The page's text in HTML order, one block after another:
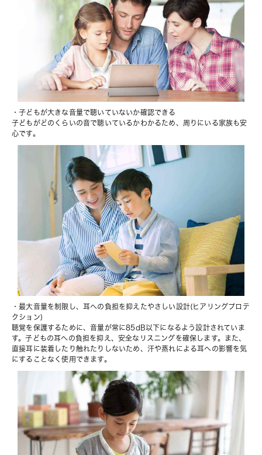
・子どもが大きな音量で聴いていないか確認できる
子どもがどのくらいの音で聴いているかわかるため、周りにいる家族も安
心です。
・最大音量を制限し、耳への負担を抑えたやさしい設計(ヒアリングプロテ
クション)
聴覚を保護するために、音量が常に85dB以下になるよう設計されていま
す。子どもの耳への負担を抑え、安全なリスニングを確保します。また、
直接耳に装着したり触れたりしないため、汗や蒸れによる耳への影響を気
にすることなく使用できます。